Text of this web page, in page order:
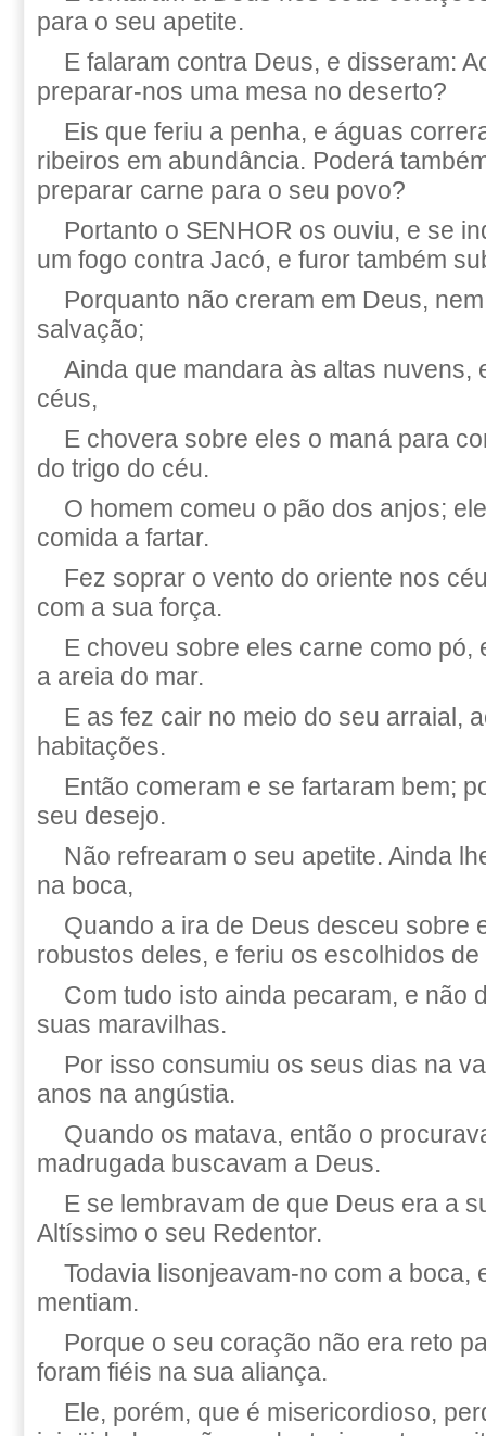
para o seu apetite.
E falaram contra Deus, e disseram:
preparar-nos uma mesa no deserto?
Eis que feriu a penha, e águas
ribeiros em abundância. Poderá
preparar carne para o seu povo?
Portanto o SENHOR os ouviu, e se
um fogo contra Jacó, e furor também
Porquanto não creram em Deus,
salvação;
Ainda que mandara às altas nuvens,
céus,
E chovera sobre eles o maná para
do trigo do céu.
O homem comeu o pão dos anjos;
comida a fartar.
Fez soprar o vento do oriente nos
com a sua força.
E choveu sobre eles carne como pó,
a areia do mar.
E as fez cair no meio do seu arraial,
habitações.
Então comeram e se fartaram bem;
seu desejo.
Não refrearam o seu apetite. Ainda
na boca,
Quando a ira de Deus desceu sobre
robustos deles, e feriu os escolhidos de
Com tudo isto ainda pecaram, e não
suas maravilhas.
Por isso consumiu os seus dias na
anos na angústia.
Quando os matava, então o
madrugada buscavam a Deus.
E se lembravam de que Deus era a
Altíssimo o seu Redentor.
Todavia lisonjeavam-no com a boca,
mentiam.
Porque o seu coração não era reto
foram fiéis na sua aliança.
Ele, porém, que é misericordioso,